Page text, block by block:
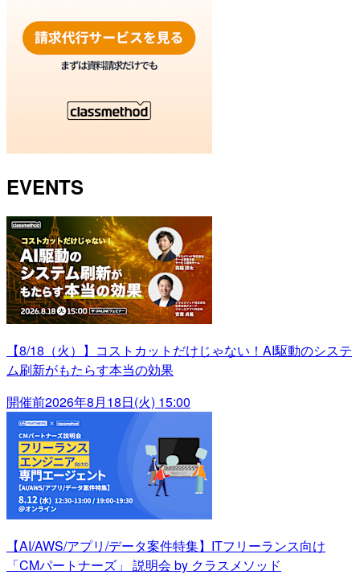
EVENTS
【8/18（火）】コストカットだけじゃない！AI駆動のシステ
ム刷新がもたらす本当の効果
開催前2026年8月18日(火) 15:00
【AI/AWS/アプリ/データ案件特集】ITフリーランス向け
「CMパートナーズ」 説明会 by クラスメソッド